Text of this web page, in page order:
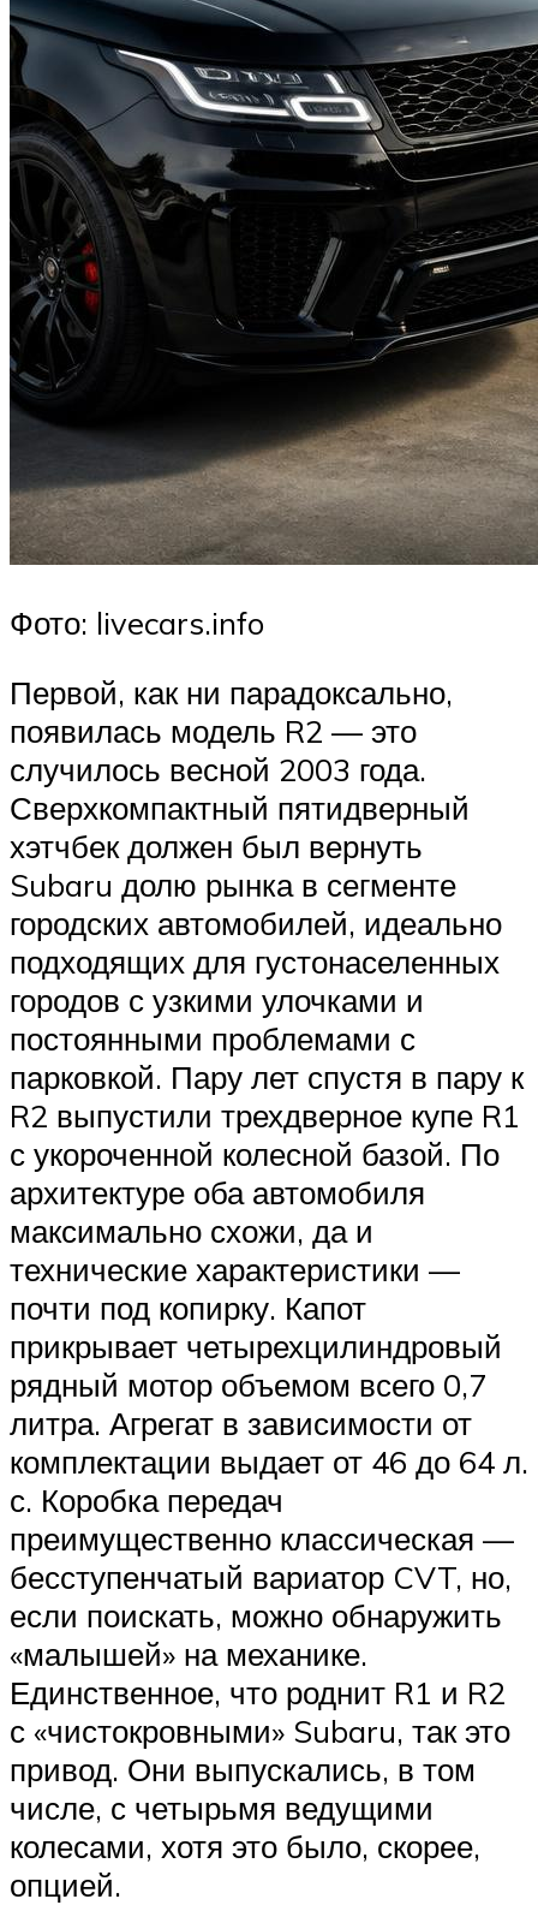
Фото: livecars.info
Первой, как ни парадоксально,
появилась модель R2 — это
случилось весной 2003 года.
Сверхкомпактный пятидверный
хэтчбек должен был вернуть
Subaru долю рынка в сегменте
городских автомобилей, идеально
подходящих для густонаселенных
городов с узкими улочками и
постоянными проблемами с
парковкой. Пару лет спустя в пару к
R2 выпустили трехдверное купе R1
с укороченной колесной базой. По
архитектуре оба автомобиля
максимально схожи, да и
технические характеристики —
почти под копирку. Капот
прикрывает четырехцилиндровый
рядный мотор объемом всего 0,7
литра. Агрегат в зависимости от
комплектации выдает от 46 до 64 л.
с. Коробка передач
преимущественно классическая —
бесступенчатый вариатор CVT, но,
если поискать, можно обнаружить
«малышей» на механике.
Единственное, что роднит R1 и R2
с «чистокровными» Subaru, так это
привод. Они выпускались, в том
числе, с четырьмя ведущими
колесами, хотя это было, скорее,
опцией.